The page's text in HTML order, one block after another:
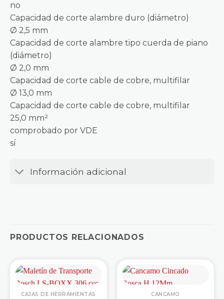
no
Capacidad de corte alambre duro (diámetro)
Ø 2,5 mm
Capacidad de corte alambre tipo cuerda de piano
(diámetro)
Ø 2,0 mm
Capacidad de corte cable de cobre, multifilar
Ø 13,0 mm
Capacidad de corte cable de cobre, multifilar
25,0 mm²
comprobado por VDE
sí
Información adicional
PRODUCTOS RELACIONADOS
CAJAS DE HERRAMIENTAS CANCAMO